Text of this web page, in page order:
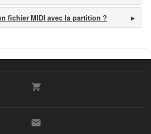
fichier MIDI avec la partition ?